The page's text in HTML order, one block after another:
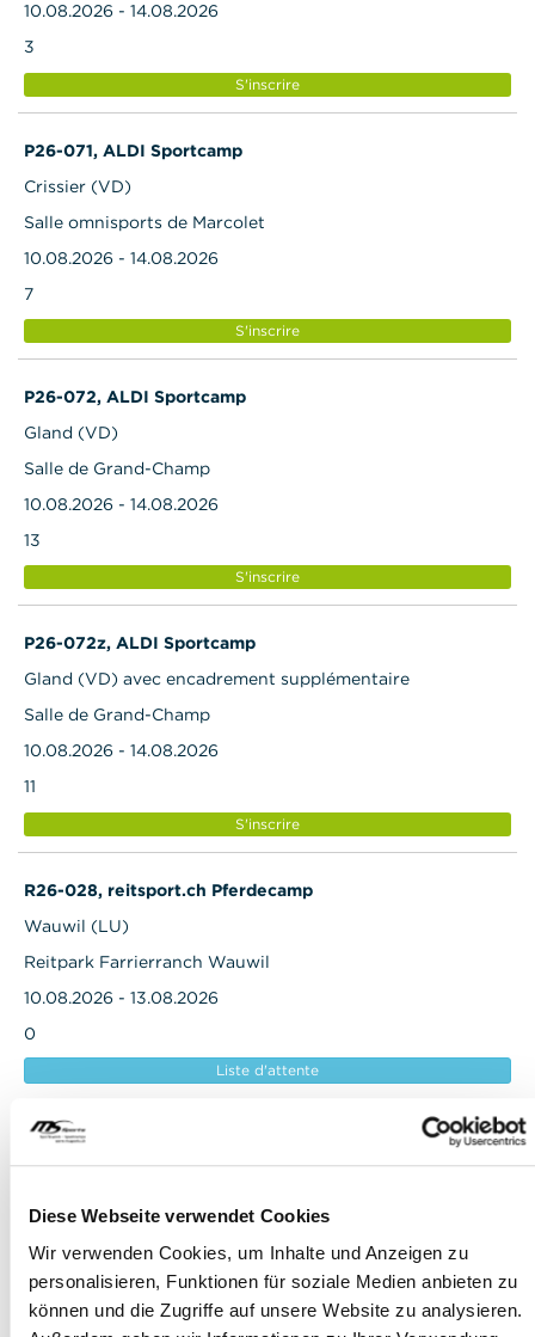
Diese Webseite verwendet Cookies
Wir verwenden Cookies, um Inhalte und Anzeigen zu
personalisieren, Funktionen für soziale Medien anbieten zu
können und die Zugriffe auf unsere Website zu analysieren.
10.08.2026 - 14.08.2026
3
S'inscrire
P26-071, ALDI Sportcamp
Crissier (VD)
Salle omnisports de Marcolet
10.08.2026 - 14.08.2026
7
S'inscrire
P26-072, ALDI Sportcamp
Gland (VD)
Salle de Grand-Champ
10.08.2026 - 14.08.2026
13
S'inscrire
P26-072z, ALDI Sportcamp
Gland (VD) avec encadrement supplémentaire
Salle de Grand-Champ
10.08.2026 - 14.08.2026
11
S'inscrire
R26-028, reitsport.ch Pferdecamp
Wauwil (LU)
Reitpark Farrierranch Wauwil
10.08.2026 - 13.08.2026
0
Liste d'attente
R26-029ü, reitsport.ch Pferdecamp
Maultierreiten mit Neeltje
10.08.2026 - 13.08.2026
0
Liste d'attente